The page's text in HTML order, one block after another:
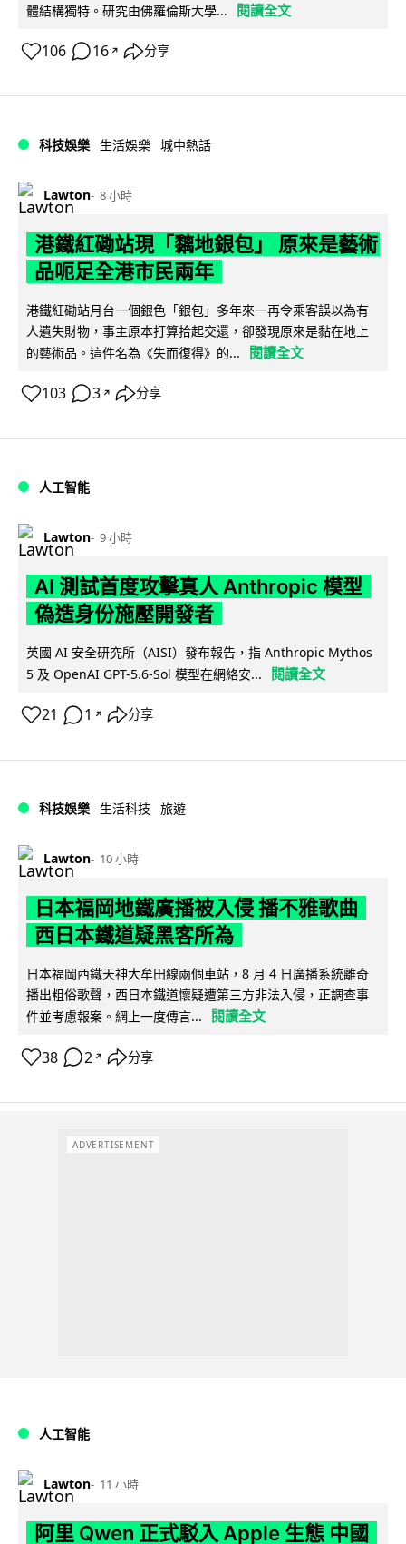
體結構獨特。研究由佛羅倫斯大學...
閱讀全文
106 16 ↗ 分享
科技娛樂 生活娛樂 城中熱話
Lawton 8 小時
港鐵紅磡站現「黐地銀包」 原來是藝術
品呃足全港市民兩年
港鐵紅磡站月台一個銀色「銀包」多年來一再令乘客誤以為有
人遺失財物，事主原本打算拾起交還，卻發現原來是黏在地上
的藝術品。這件名為《失而復得》的...
閱讀全文
103 3 ↗ 分享
人工智能
Lawton 9 小時
AI 測試首度攻擊真人 Anthropic 模型
偽造身份施壓開發者
英國 AI 安全研究所（AISI）發布報告，指 Anthropic Mythos
5 及 OpenAI GPT-5.6-Sol 模型在網絡安...
閱讀全文
21 1 ↗ 分享
科技娛樂 生活科技 旅遊
Lawton 10 小時
日本福岡地鐵廣播被入侵 播不雅歌曲
西日本鐵道疑黑客所為
日本福岡西鐵天神大牟田線兩個車站，8 月 4 日廣播系統離奇
播出粗俗歌聲，西日本鐵道懷疑遭第三方非法入侵，正調查事
件並考慮報案。網上一度傳言...
閱讀全文
38 2 ↗ 分享
ADVERTISEMENT
人工智能
Lawton 11 小時
阿里 Qwen 正式駁入 Apple 生態 中國